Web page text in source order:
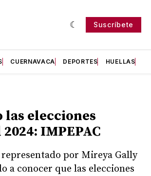
Suscríbete
CUERNAVACA DEPORTES HUELLAS
las elecciones
IMPEPAC
representado por Mireya Gally
a conocer que las elecciones